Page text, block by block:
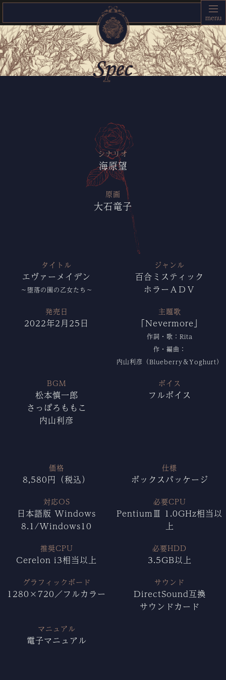
シナリオ
海原望
原画
大石竜子
タイトル
エヴァーメイデン
～堕落の園の乙女たち～
ジャンル
百合ミスティック
ホラーＡＤＶ
発売日
2022年2月25日
主題歌
「Nevermore」
作詞・歌：Rita
作・編曲：
内山利彦（Blueberry＆Yoghurt）
BGM
松本慎一郎
さっぽろももこ
内山利彦
ボイス
フルボイス
価格
8,580円（税込）
仕様
ボックスパッケージ
対応OS
日本語版 Windows
8.1/Windows10
必要CPU
PentiumⅢ 1.0GHz相当以
上
推奨CPU
Cerelon i3相当以上
必要HDD
3.5GB以上
グラフィックボード
1280×720／フルカラー
サウンド
DirectSound互換
サウンドカード
マニュアル
電子マニュアル